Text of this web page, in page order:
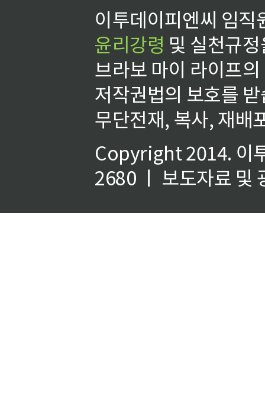
이투데이피엔씨 임
윤리강령 및 실천규
브라보 마이 라이프
저작권법의 보호를
무단전재, 복사, 재배
Copyright 2014. 이
2680 ㅣ 보도자료